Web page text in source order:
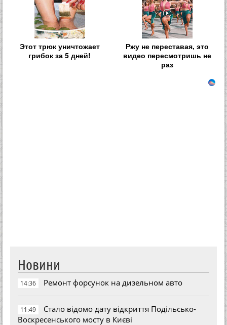
Этот трюк уничтожает
грибок за 5 дней!
Ржу не переставая, это
видео пересмотришь не
раз
Новини
14:36 Ремонт форсунок на дизельном авто
11:49
Стало відомо дату відкриття Подільсько-
Воскресенського мосту в Києві